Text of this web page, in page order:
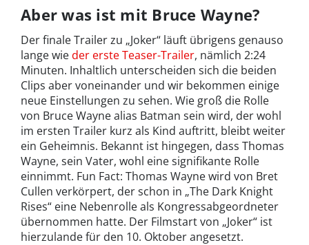
Aber was ist mit Bruce Wayne?
Der finale Trailer zu „Joker“ läuft übrigens genauso
lange wieder erste Teaser-Trailer, nämlich 2:24
Minuten. Inhaltlich unterscheiden sich die beiden
Clips aber voneinander und wir bekommen einige
neue Einstellungen zu sehen. Wie groß die Rolle
von Bruce Wayne alias Batman sein wird, der wohl
im ersten Trailer kurz als Kind auftritt, bleibt weiter
ein Geheimnis. Bekannt ist hingegen, dass Thomas
Wayne, sein Vater, wohl eine signifikante Rolle
einnimmt. Fun Fact: Thomas Wayne wird von Bret
Cullen verkörpert, der schon in „The Dark Knight
Rises“ eine Nebenrolle als Kongressabgeordneter
übernommen hatte. Der Filmstart von „Joker“ ist
hierzulande für den 10. Oktober angesetzt.